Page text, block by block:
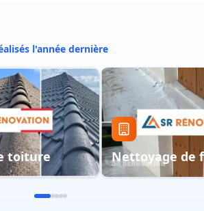
l'année dernière
toiture Nettoyage de